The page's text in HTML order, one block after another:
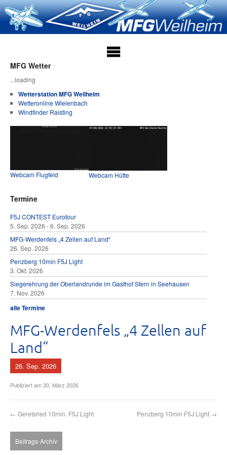
MFG-Werdenfels „4 Zellen auf
Land“
26. Sep. 2026
Publiziert am30. März 2026
← Geretsried 10min. F5J Light Penzberg 10min F5J Light →
MFG Wetter
...loading
Wetterstation MFG Weilheim
Wetteronline Wielenbach
Windfinder Raisting
Webcam Flugfeld Webcam Hütte
Termine
F5J CONTEST Eurotour
5. Sep. 2026 - 6. Sep. 2026
MFG-Werdenfels „4 Zellen auf Land“
26. Sep. 2026
Penzberg 10min F5J Light
3. Okt. 2026
Siegerehrung der Oberlandrunde im Gasthof Stern in Seehausen
7. Nov. 2026
alle Termine
Beitrags-Archiv